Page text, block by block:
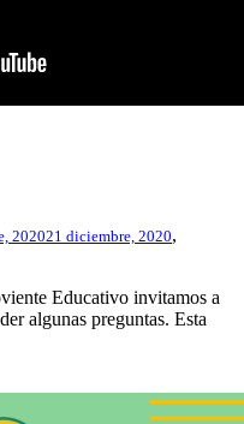
202021 diciembre, 2020,
Educativo invitamos a
algunas preguntas. Esta